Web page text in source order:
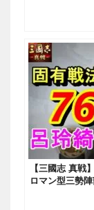
【三國志 真戦
ロマン型三勢